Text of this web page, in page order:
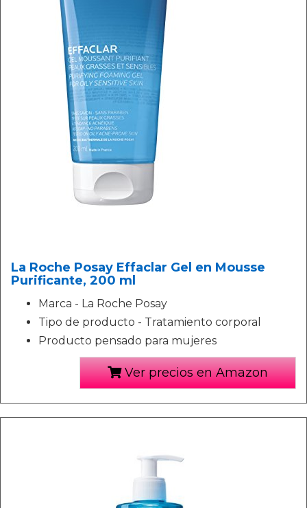
La Roche Posay Effaclar Gel en Mousse
Purificante, 200 ml
Marca - La Roche Posay
Tipo de producto - Tratamiento corporal
Producto pensado para mujeres
Ver precios en Amazon